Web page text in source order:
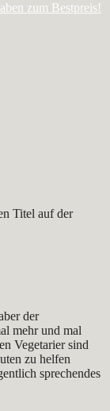
zum Bestpreis!
Titel auf der
der
mehr und mal
Vegetarier sind
zu helfen
sprechendes